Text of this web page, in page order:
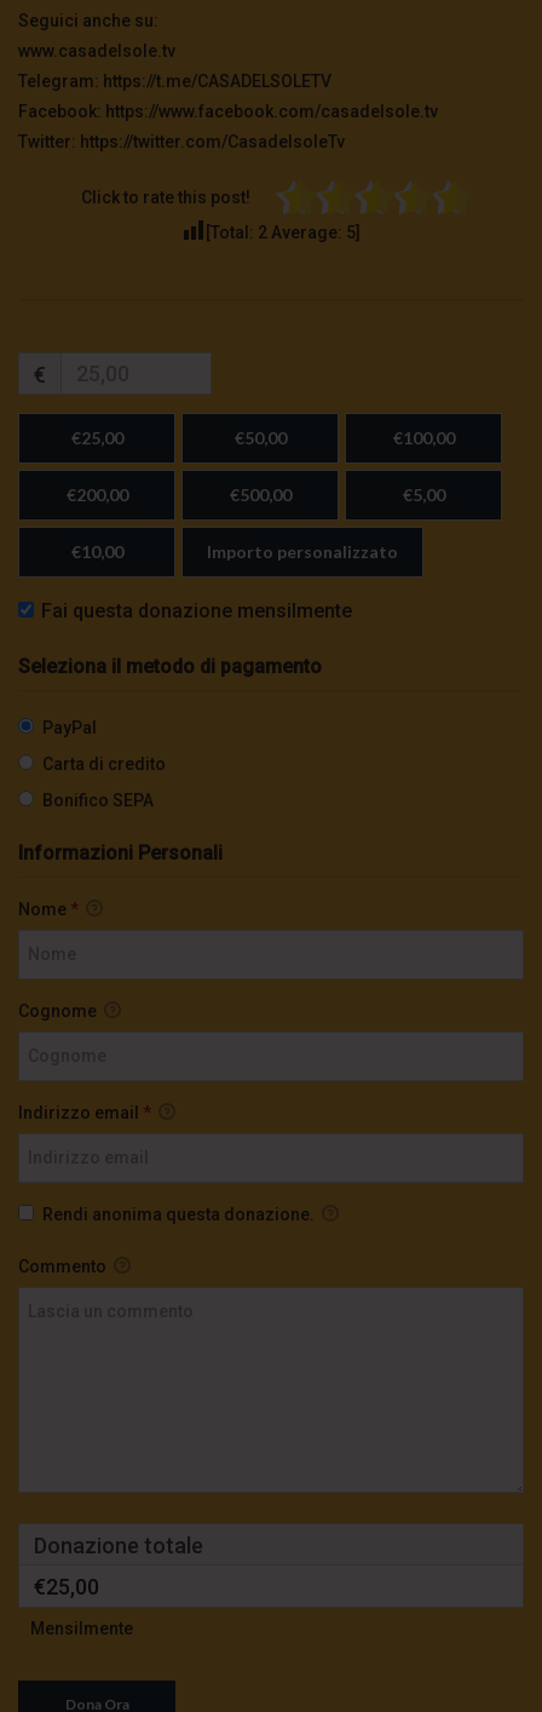
Seguici anche su:
www.casadelsole.tv
Telegram: https://t.me/CASADELSOLETV
Facebook: https://www.facebook.com/casadelsole.tv
Twitter: https://twitter.com/CasadelsoleTv
Click to rate this post!
[Total: 2 Average: 5
€
€25,00 €50,00 €100,00
€200,00 €500,00 €5,00
€10,00 Importo personalizzato
Fai questa donazione mensilmente
Seleziona il metodo di pagamento
PayPal
Carta di credito
Bonifico SEPA
Informazioni Personali
Nome *
Cognome
Indirizzo email *
Rendi anonima questa donazione.
Commento
Donazione totale
€25,00
Mensilmente